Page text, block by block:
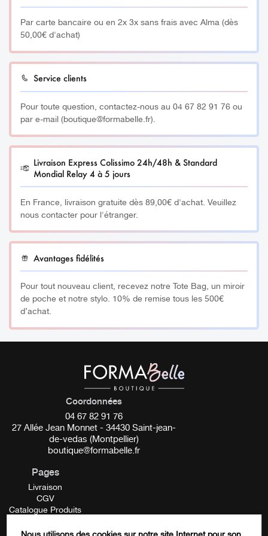
favorise l’élimination des toxines.
Sa formule nourrissante apporte douceur et souplesse à
votre peau, tandis que ses propriétés stimulantes et
tonifiantes favorisent la circulation sanguine et
l’élimination des toxines.
__________
Fabriquées en France, ces huiles sont sans silicone, sans
paraben et sans paraffine.
Offrez-vous un moment de détente avec l’huile de
massage Agrumes déliktess® et prenez soin de votre
corps naturellement.
__________
Quantité: 200ml
A conserver à l’abri de la chaleur et de la lumière.
Par carte bancaire ou en 2x 3x sans frais avec Alma (dès
50,00€ d'achat)
Service clients
Pour toute question, contactez-nous au 04 67 82 91 76 ou
par e-mail (boutique@formabelle.fr).
Livraison Express Colissimo 24h/48h & Standard
Mondial Relay 4 à 5 jours
En France, livraison gratuite dès 89,00€ d'achat. Veuillez
nous contacter pour l'étranger.
Avantages fidélités
Pour tout nouveau client, recevez notre Tote Bag, un miroir
de poche et notre stylo. 10% de remise tous les 500€
d’achat.
Coordonnées
04 67 82 91 76
27 Allée Jean Monnet - 34430 Saint-jean-
de-vedas (Montpellier)
boutique@formabelle.fr
Pages
Livraison
CGV
Catalogue Produits
Contactez-nous